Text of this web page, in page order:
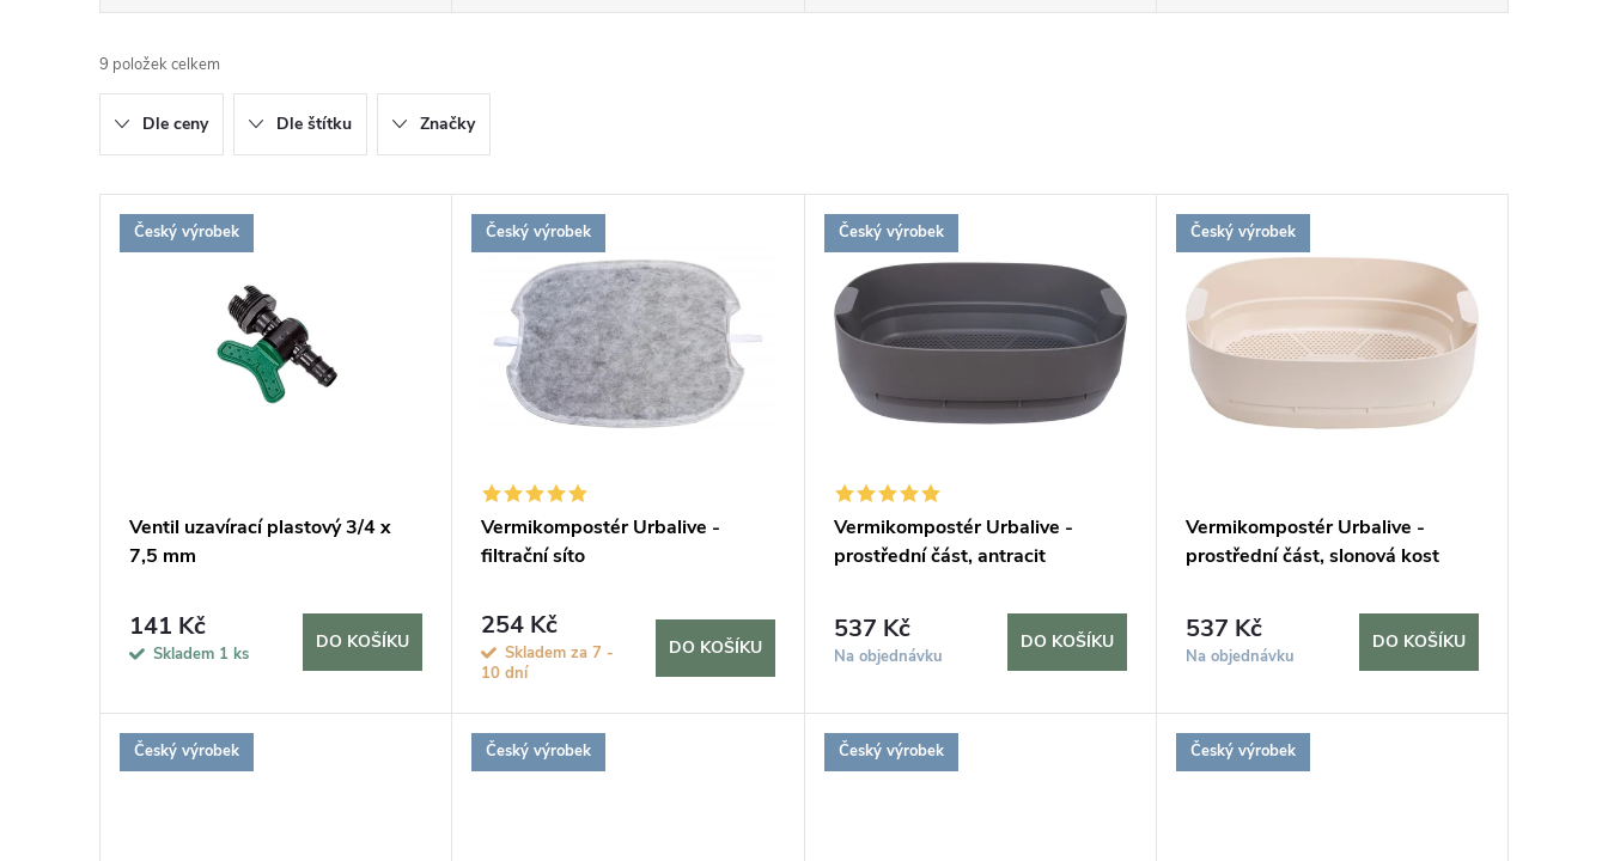
a
z
e
n
ů
9 položek celkem
Dle ceny Dle štítku Značky
V
d
u
Český výrobek
Ventil uzavírací plastový 3/4 x
7,5 mm
141 Kč
Skladem 1 ks
DO KOŠÍKU
Český výrobek
Vermikompostér Urbalive -
filtrační síto
254 Kč
Skladem za 7 -
10 dní
DO KOŠÍKU
Český výrobek
Vermikompostér Urbalive -
prostřední část, antracit
537 Kč
Na objednávku
DO KOŠÍKU
Český výrobek
Vermikompostér Urbalive -
prostřední část, slonová kost
537 Kč
Na objednávku
DO KOŠÍKU
Český výrobek Český výrobek Český výrobek Český výrobek